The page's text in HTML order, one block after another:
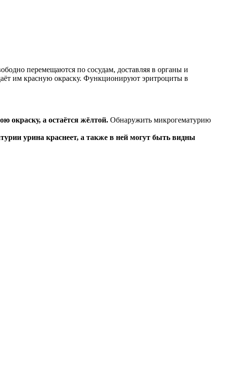
перемещаются по сосудам, доставляя в органы и
им красную окраску. Функционируют эритроциты в
окраску, а остаётся жёлтой. Обнаружить микрогематурию
урина краснеет, а также в ней могут быть видны